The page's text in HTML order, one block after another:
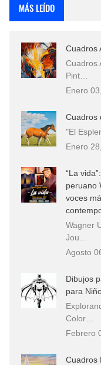
Que significan
El mundo del
MÁS LEÍDO
Cuadros
Cuadros
Pint…
Enero
Cuadros
"El
Enero
“La
peruano
voces
Wagner
Jou…
Agosto
Dibujos
para
Color…
Febrero
Cuadros